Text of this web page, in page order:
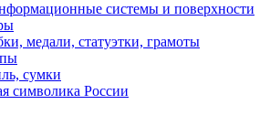
системы и поверхности
медали, статуэтки, грамоты
сумки
символика России